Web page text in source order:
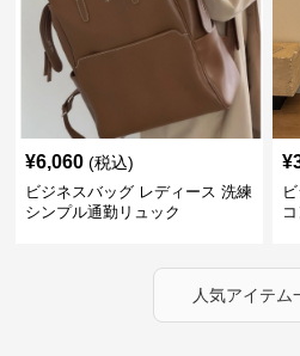
¥6,060 (税込)
ビジネスバッグ レディース 洗練
シンプル通勤リュック
¥
人気アイテム